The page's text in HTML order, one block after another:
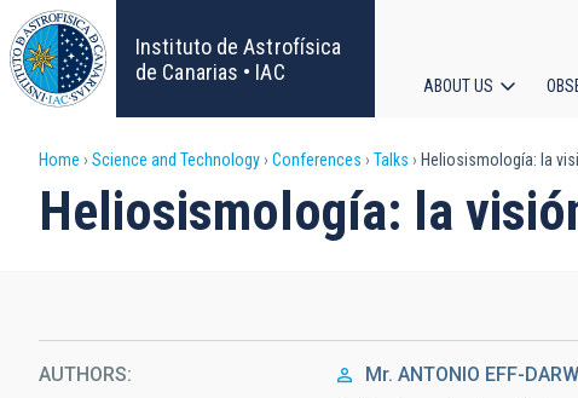
Skip
to
main
content
Instituto de Astrofísica
de Canarias • IAC
navigation
ABOUT US
Breadcrumb
Home Science and Technology Conferences Talks Heliosismología: la
Heliosismología: la
AUTHORS Mr. ANTONIO EFF-